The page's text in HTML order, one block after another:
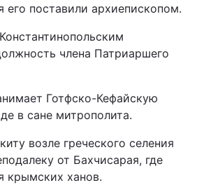
его поставили архиепископом.
члена Патриаршего
Готфско-Кефайскую
в сане митрополита.
возле греческого селения
от Бахчисарая, где
крымских ханов.